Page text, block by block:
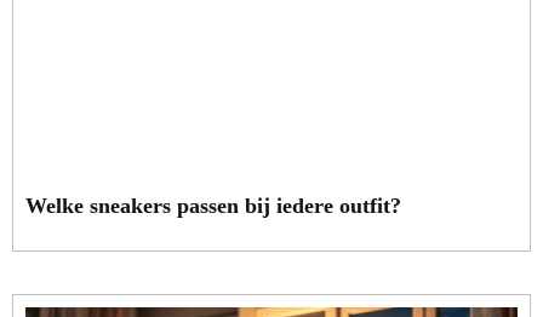
Welke sneakers passen bij iedere outfit?